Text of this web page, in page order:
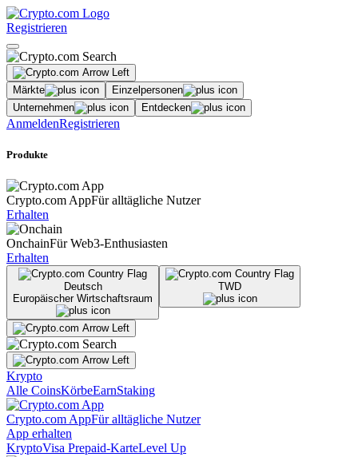
Registrieren
Märkte
Einzelpersonen
Unternehmen
Entdecken
AnmeldenRegistrieren
Produkte
Crypto.com AppFür alltägliche Nutzer
Erhalten
OnchainFür Web3-Enthusiasten
Erhalten
Deutsch
Europäischer Wirtschaftsraum
TWD
Krypto
Alle CoinsKörbeEarnStaking
Crypto.com AppFür alltägliche Nutzer
App erhalten
KryptoVisa Prepaid-KarteLevel Up